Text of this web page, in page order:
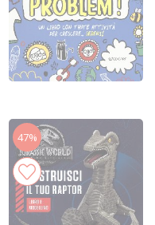
47%